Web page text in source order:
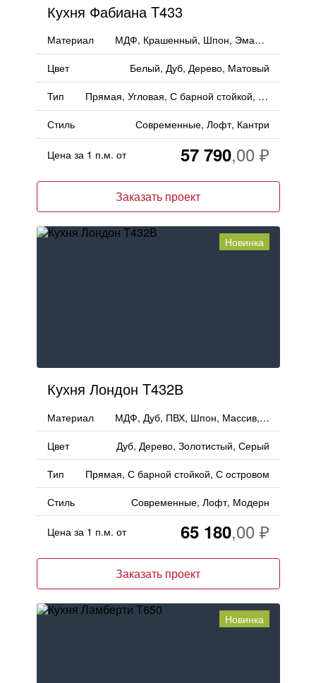
Кухня Фабиана T433
Материал
МДФ, Крашенный, Шпон, Эмаль, Массив, Дерево
Цвет
Белый, Дуб, Дерево, Матовый
Тип
Прямая, Угловая, С барной стойкой, С островом
Стиль
Современные, Лофт, Кантри
Цена за 1 п.м. от 57 790
Заказать проект
Новинка
Кухня Лондон T432В
Материал
МДФ, Дуб, ПВХ, Шпон, Массив, Пленка, ЛМДФ, Дерево, PET
Цвет
Дуб, Дерево, Золотистый, Серый
Тип
Прямая, С барной стойкой, С островом
Стиль
Современные, Лофт, Модерн
Цена за 1 п.м. от 65 180
Заказать проект
Новинка